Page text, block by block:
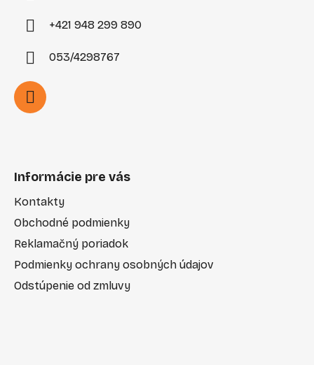
+421 948 299 890
053/4298767
Informácie pre vás
Kontakty
Obchodné podmienky
Reklamačný poriadok
Podmienky ochrany osobných údajov
Odstúpenie od zmluvy